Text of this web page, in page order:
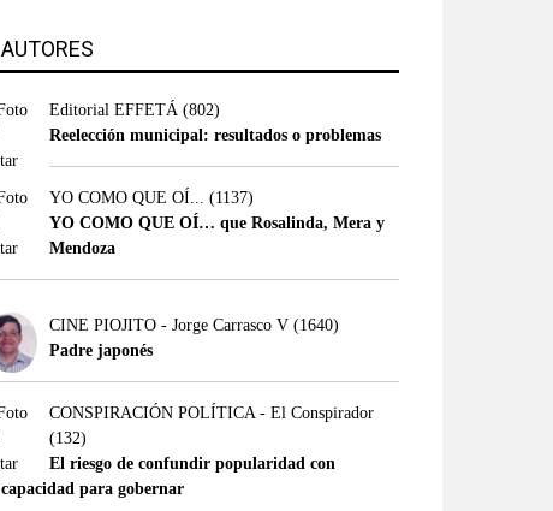
AUTORES
Editorial EFFETÁ (802)
Reelección municipal: resultados o problemas
YO COMO QUE OÍ... (1137)
YO COMO QUE OÍ… que Rosalinda, Mera y
Mendoza
CINE PIOJITO - Jorge Carrasco V (1640)
Padre japonés
CONSPIRACIÓN POLÍTICA - El Conspirador
(132)
El riesgo de confundir popularidad con
capacidad para gobernar